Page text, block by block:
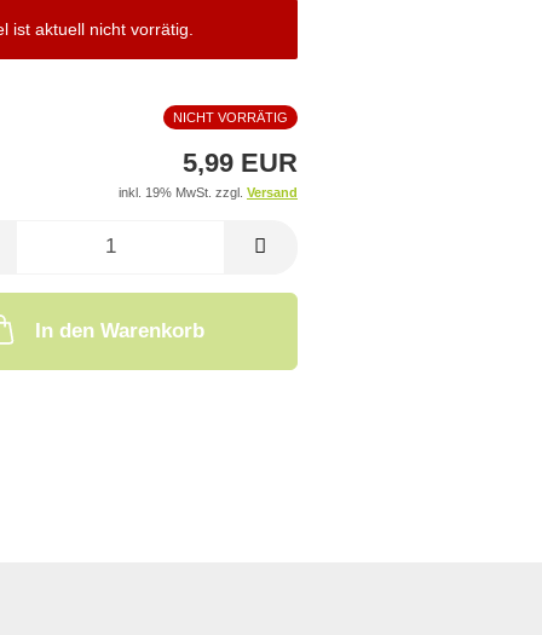
ist aktuell nicht vorrätig.
NICHT VORRÄTIG
5,99 EUR
inkl. 19% MwSt. zzgl. Versand
In den Warenkorb